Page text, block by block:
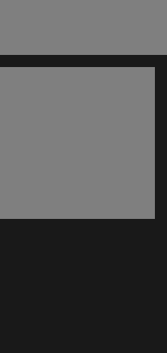
en nueva ventana)
nueva ventana)